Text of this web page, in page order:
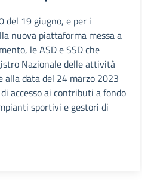
del 19 giugno, e per i
nuova piattaforma messa a
le ASD e SSD che
Nazionale delle attività
data del 24 marzo 2023
accesso ai contributi a fondo
sportivi e gestori di